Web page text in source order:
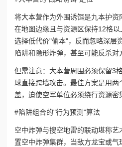
将大本营作为外围诱饵是九本护资
在地图边缘且与资源区保持12格
选择低代价"偷本"，反而忽略深层
陷阱和隐形炸弹，甚至可能反杀对
但需注意：大本营周围必须保留3
球直接跨墙攻击。最佳方案是用
盖，迫使空军单位必须绕行资源密
#陷阱组合的"行为预测"算法
空中炸弹与搜空地雷的联动堪称
置空中炸弹集群，当敌方龙宝或气